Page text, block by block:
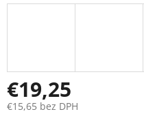
€19,25
€15,65 bez DPH